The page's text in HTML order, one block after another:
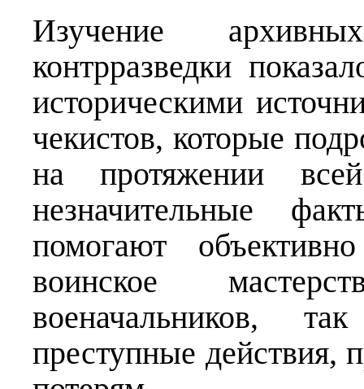
Изучение
контрразведки
историческими
чекистов, которые
на протяжении
незначительные
помогают
воинское
военачальников,
преступные действия,